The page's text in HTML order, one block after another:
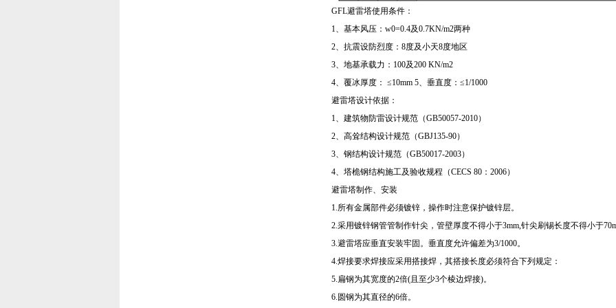
GFL避雷塔使用条件：
1、基本风压：w0=0.4及0.7KN/m2两种
2、抗震设防烈度：8度及小天8度地区
3、地基承载力：100及200 KN/m2
4、覆冰厚度： ≤10mm 5、垂直度：≤1/1000
避雷塔设计依据：
1、建筑物防雷设计规范（GB50057-2010）
2、高耸结构设计规范（GBJ135-90）
3、钢结构设计规范（GB50017-2003）
4、塔桅钢结构施工及验收规程（CECS 80：2006）
避雷塔制作、安装
1.所有金属部件必须镀锌，操作时注意保护镀锌层。
2.采用镀锌钢管管制作针尖，管壁厚度不得小于3mm,针尖刷锡长度不得小于
3.避雷塔应垂直安装牢固。垂直度允许偏差为3/1000。
4.焊接要求焊接应采用搭接焊，其搭接长度必须符合下列规定：
5.扁钢为其宽度的2倍(且至少3个棱边焊接)。
6.圆钢为其直径的6倍。